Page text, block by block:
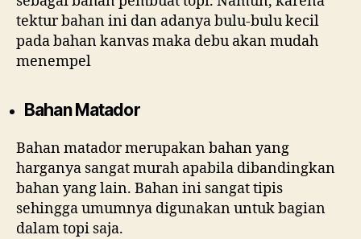
tektur bahan ini dan adanya bulu-bulu kecil
pada bahan kanvas maka debu akan mudah
menempel
Bahan Matador
Bahan matador merupakan bahan yang
harganya sangat murah apabila dibandingkan
bahan yang lain. Bahan ini sangat tipis
sehingga umumnya digunakan untuk bagian
dalam topi saja.